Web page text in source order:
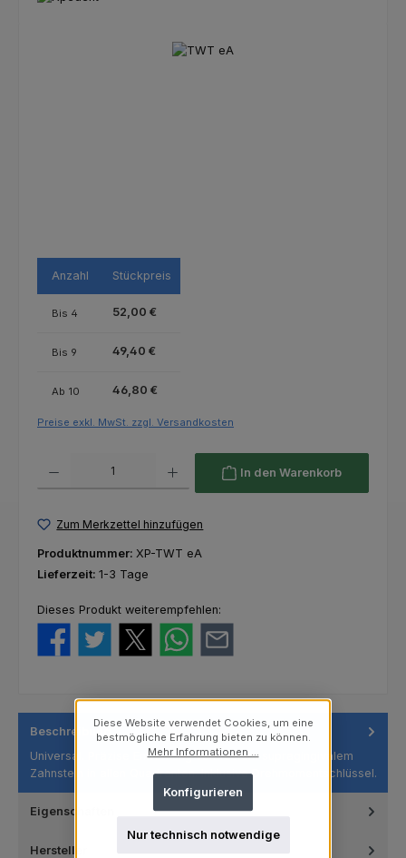
Bildergalerie überspringen
Anzahl Stückpreis
Bis 4 52,00 €
Bis 9 49,40 €
Ab 10 46,80 €
Preise exkl. MwSt. zzgl. Versandkosten
In den Warenkorb
Zum Merkzettel hinzufügen
Produktnummer: XP-TWT eA
Lieferzeit: 1-3 Tage
Dieses Produkt weiterempfehlen:
Beschreibung
Universal. Präzise Entfernung von festem supragingivalem
Zahnstein in allen Quadranten. Inklusive Drehmomentschlüssel.
Eigenschaften
Hersteller
Diese Website verwendet Cookies, um eine
bestmögliche Erfahrung bieten zu können.
Mehr Informationen ...
Nur technisch notwendige
Konfigurieren